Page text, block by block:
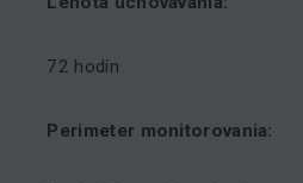
72 hodín
Perimeter monitorovania: